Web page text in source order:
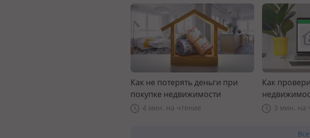
Как не потерять деньги при
покупке недвижимости
4 мин. на чтение
Как
3 мин. на